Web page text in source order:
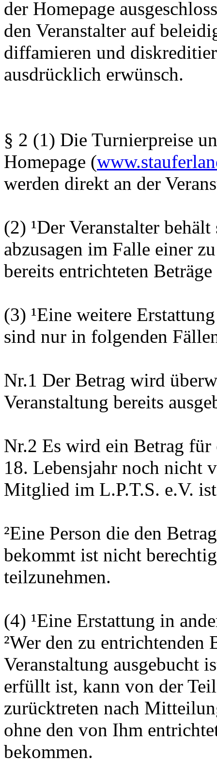
der Homepage
den Veranstalter auf
diffamieren und
ausdrücklich erwünsch.
§ 2 (1) Die Turnierpreise
Homepage (
werden direkt an der
(2) ¹Der Veranstalter
abzusagen im Falle einer
bereits entrichteten
(3) ¹Eine weitere
sind nur in folgenden
Nr.1 Der Betrag wird
Veranstaltung bereits
Nr.2 Es wird ein Betrag für
18. Lebensjahr noch nicht
Mitglied im L.P.T.S. e.V. ist
²Eine Person die den
bekommt ist nicht
teilzunehmen.
(4) ¹Eine Erstattung in
²Wer den zu entrichtenden
Veranstaltung ausgebucht
erfüllt ist, kann von der
zurücktreten nach
ohne den von Ihm
bekommen.